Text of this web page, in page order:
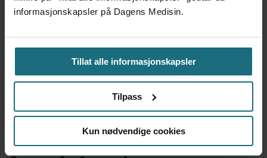
informasjonskapsler på Dagens Medisin.
Tillat alle informasjonskapsler
Tilpass
Kun nødvendige cookies
Lover å «se på» Nye
metoders unntaksordning